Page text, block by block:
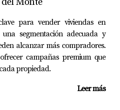
vender su casa antigua y
moderna con características
mejoras como paneles
eficientes, lograron
Gracias a una estrategia
para vender viviendas en
segmentación adecuada y
alcanzar más compradores.
campañas premium que
propiedad.
Leer más